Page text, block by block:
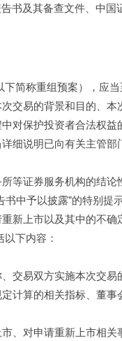
书及其备查文件、中国
简称重组预案），应当
交易的背景和目的、
护投资者合法权益的
细说明已向有关主管
等证券服务机构的结论
中予以披露”的特别提
新上市以及其中的不确
下内容：
交易双方实施本次交
计算的相关指标、董
、对申请重新上市相